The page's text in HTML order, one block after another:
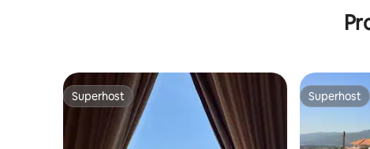
Superhost
Superhost Superhost
Superhost